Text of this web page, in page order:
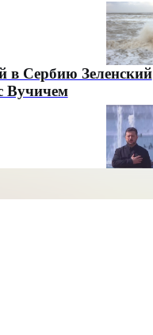
в Сербию Зеленский
Вучичем